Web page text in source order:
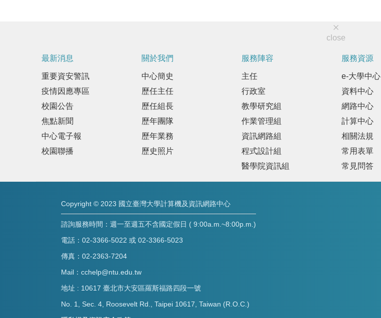
close
最新消息
重要資安警訊
疫情因應專區
校園公告
焦點新聞
中心電子報
校園聯播
關於我們
中心簡史
歷任主任
歷任組長
歷年團隊
歷年業務
歷史照片
服務陣容
主任
行政室
教學研究組
作業管理組
資訊網路組
程式設計組
醫學院資訊組
服務資源
e-大學中心
資料中心
網路中心
計算中心
相關法規
常用表單
常見問答
Copyright © 2023 國立臺灣大學計算機及資訊網路中心
諮詢服務時間：週一至週五不含國定假日 ( 9:00a.m.~8:00p.m.)
電話：02-3366-5022 或 02-3366-5023
傳真：02-2363-7204
Mail：cchelp@ntu.edu.tw
地址 : 10617 臺北市大安區羅斯福路四段一號
No. 1, Sec. 4, Roosevelt Rd., Taipei 10617, Taiwan (R.O.C.)